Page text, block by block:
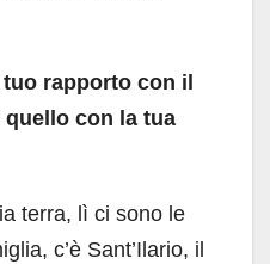
rapporto con il
con la tua
terra, lì ci sono le
c’è Sant’Ilario, il